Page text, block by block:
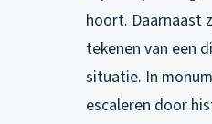
hoort. Daarnaast
tekenen van een
situatie. In
escaleren door